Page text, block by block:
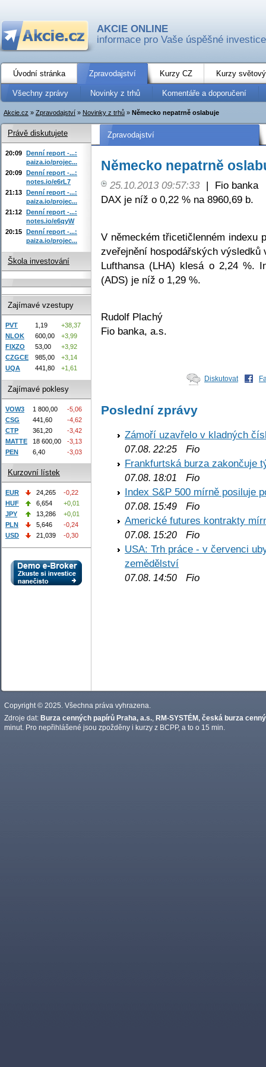
AKCIE ONLINE
informace pro Vaše úspěšné investice
Úvodní stránka Zpravodajství Kurzy CZ Kurzy
Všechny zprávy Novinky z trhů Komentáře a doporučení
Akcie.cz » Zpravodajství » Novinky z trhů » Německo nepatrně oslabuje
Zpravodajství
Německo nepatrně
25.10.2013 09:57:33 |
Fio banka
DAX je níž o 0,22 % na 8960,69 b.
V německém třicetičlenném indexu
zveřejnění hospodářských výsledků
Lufthansa (LHA) klesá o 2,24 %.
(ADS) je níž o 1,29 %.
Rudolf Plachý
Fio banka, a.s.
Diskutovat
Poslední zprávy
Zámoří uzavřelo v kladných
07.08. 22:25 Fio
Frankfurtská burza zakončuje
07.08. 18:01
Fio
Index S&P 500 mírně posiluje
07.08. 15:49 Fio
Americké futures kontrakty
07.08. 15:20 Fio
USA: Trh práce - v červenci
zemědělství
07.08. 14:50 Fio
Právě diskutujete
20:09 Denní report -...:
paiza.io/projec...
20:09 Denní report -...:
notes.io/e6rL7
21:13 Denní report -...:
paiza.io/projec...
21:12 Denní report -...:
notes.io/e6qyW
20:15 Denní report -...:
paiza.io/projec...
Škola investování
Zajímavé vzestupy
PVT 1,19
+38,37
NLOK
600,00
+3,99
FIXZO
53,00
+3,92
CZGCE
985,00
+3,14
UQA
441,80 +1,61
Zajímavé poklesy
VOW3 1 800,00
-5,06
CSG
441,60
-4,62
CTP
361,20
-3,42
MATTE
18 600,00
-3,13
PEN
6,40 -3,03
Kurzovní lístek
EUR 24,265
-0,22
HUF
6,654
+0,01
JPY
13,286
+0,01
PLN
5,646
-0,24
USD
21,039 -0,30
Copyright © 2025. Všechna práva vyhrazena.
Zdroje dat: Burza cenných papírů Praha, a.s. RM-SYSTÉM, česká burza
minut. Pro nepřihlášené jsou zpožděny i kurzy z BCPP, a to o 15 min.